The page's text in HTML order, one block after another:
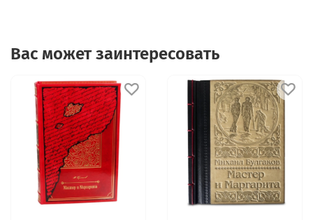
орнамента,
Вас может заинтересовать